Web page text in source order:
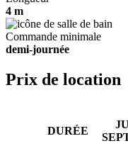
4 m
Commande minimale
demi-journée
Prix de location
DURÉE